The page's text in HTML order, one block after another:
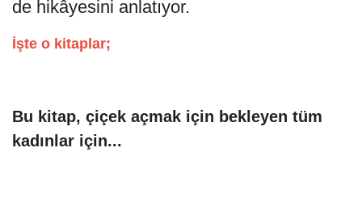
de hikâyesini anlatıyor.
İşte o kitaplar;
Bu kitap, çiçek açmak için bekleyen tüm
kadınlar için...